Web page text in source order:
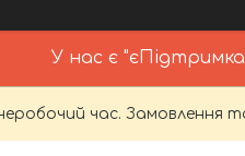
У нас є
час. Замовлення